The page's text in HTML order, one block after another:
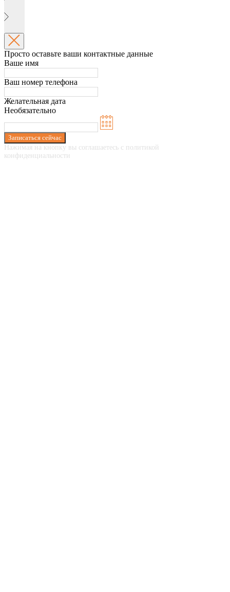
Просто оставьте ваши контактные данные
Ваше имя
Ваш номер телефона
Желательная дата
Необязательно
Записаться сейчас
Нажимая на кнопку вы соглашаетесь с политикой
конфиденциальности